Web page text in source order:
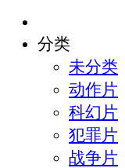
分类
未分类
动作片
科幻片
犯罪片
战争片